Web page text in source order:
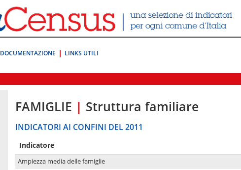
DOCUMENTAZIONE LINKS UTILI
FAMIGLIE | Struttura familiare
INDICATORI AI CONFINI DEL 2011
Indicatore
Ampiezza media delle famiglie